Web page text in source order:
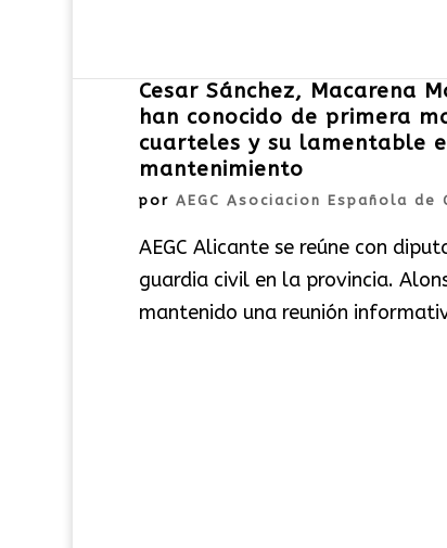
Cesar Sánchez, Macarena
han conocido de primera
cuarteles y su lamentable
mantenimiento
por AEGC Asociacion Española de
AEGC Alicante se reúne con
guardia civil en la provincia.
mantenido una reunión